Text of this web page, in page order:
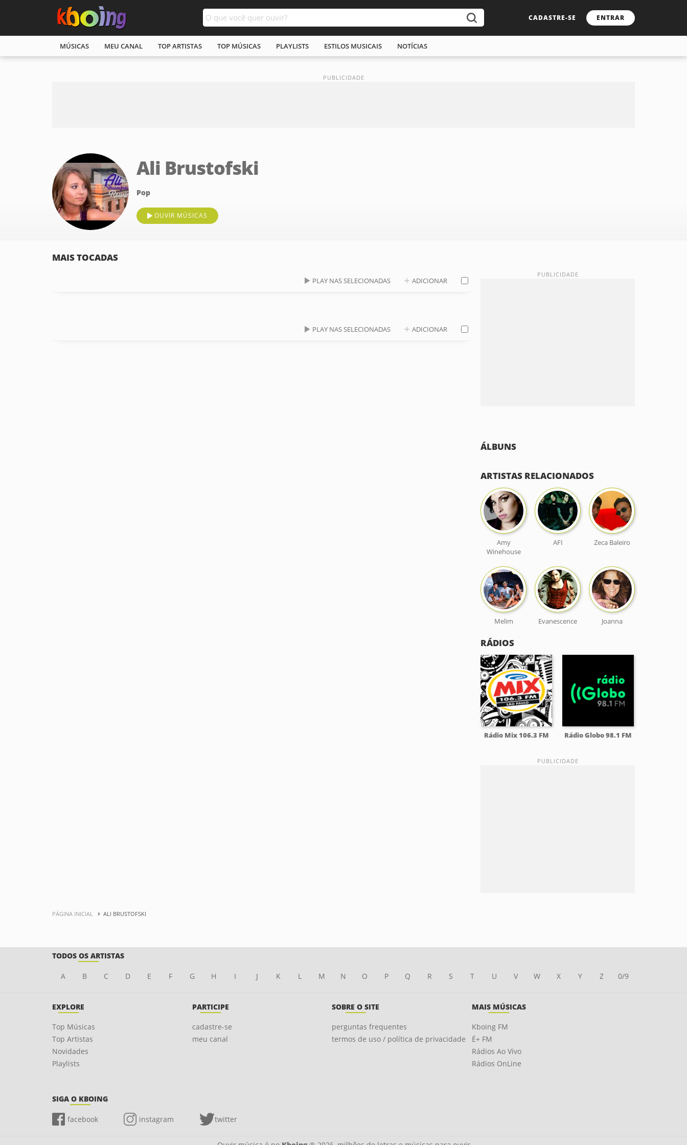
CADASTRE-SE ENTRAR
MÚSICAS MEU CANAL TOP ARTISTAS TOP MÚSICAS PLAYLISTS ESTILOS MUSICAIS NOTÍCIAS
Ali Brustofski
Pop
OUVIR MÚSICAS
MAIS TOCADAS
PLAY NAS SELECIONADAS ADICIONAR
PLAY NAS SELECIONADAS ADICIONAR
ÁLBUNS
ARTISTAS RELACIONADOS
Amy
Winehouse
AFI Zeca Baleiro
Melim Evanescence Joanna
RÁDIOS
Rádio Mix 106.3 FM Rádio Globo 98.1 FM
PÁGINA INICIAL ALI BRUSTOFSKI
TODOS OS ARTISTAS
A B C D E F G H I J K L M N O P Q R S T U V W X Y Z 0/9
EXPLORE
Top Músicas
Top Artistas
Novidades
Playlists
PARTICIPE
cadastre-se
meu canal
SOBRE O SITE
perguntas frequentes
termos de uso / política de privacidade
MAIS MÚSICAS
Kboing FM
É+ FM
Rádios Ao Vivo
Rádios OnLine
SIGA O KBOING
facebook instagram twitter